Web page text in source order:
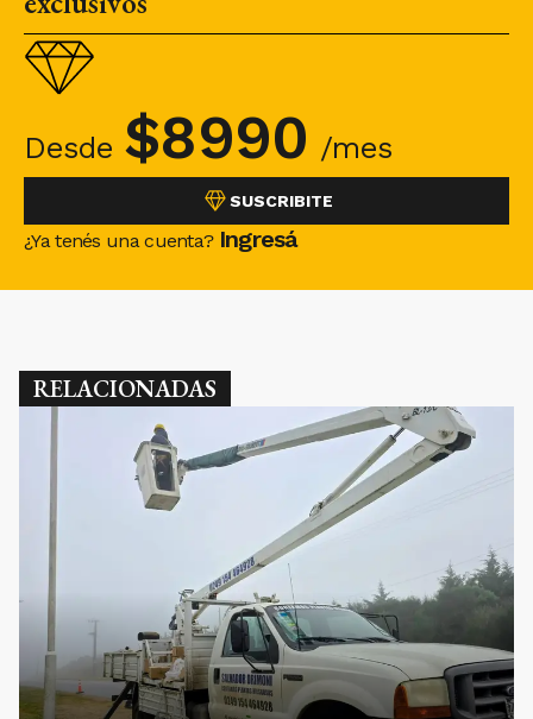
Desde $8990 /mes
SUSCRIBITE
¿Ya tenés una cuenta? Ingresá
RELACIONADAS